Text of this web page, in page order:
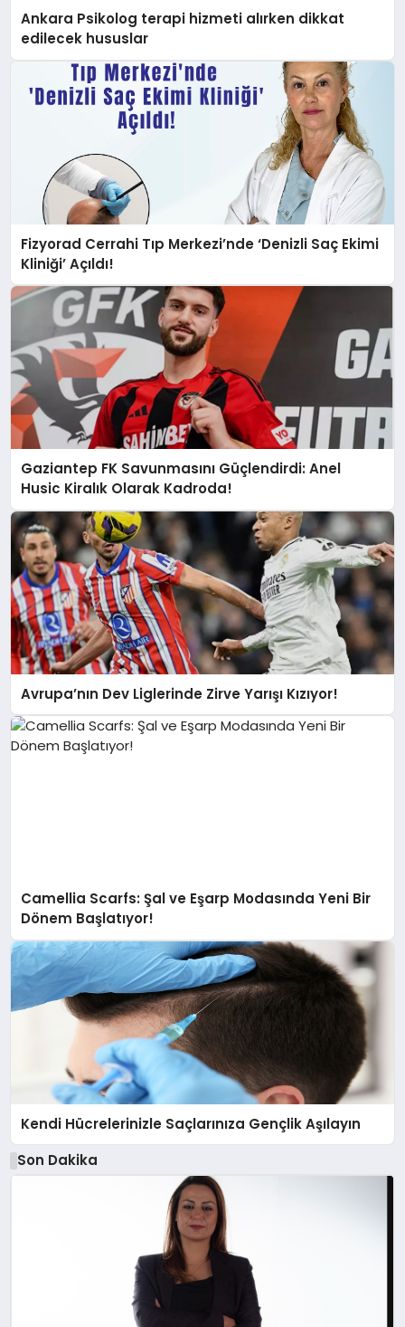
Ankara Psikolog terapi hizmeti alırken dikkat
edilecek hususlar
Fizyorad Cerrahi Tıp Merkezi’nde ‘Denizli Saç Ekimi
Kliniği’ Açıldı!
Gaziantep FK Savunmasını Güçlendirdi: Anel
Husic Kiralık Olarak Kadroda!
Avrupa’nın Dev Liglerinde Zirve Yarışı Kızıyor!
Camellia Scarfs: Şal ve Eşarp Modasında Yeni Bir
Dönem Başlatıyor!
Kendi Hücrelerinizle Saçlarınıza Gençlik Aşılayın
Son Dakika